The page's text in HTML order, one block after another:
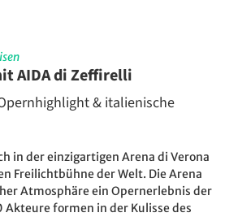
AIDA di Zeffirelli
& italienische
in der einzigartigen Arena di Verona
Freilichtbühne der Welt. Die Arena
Atmosphäre ein Opernerlebnis der
formen in der Kulisse des